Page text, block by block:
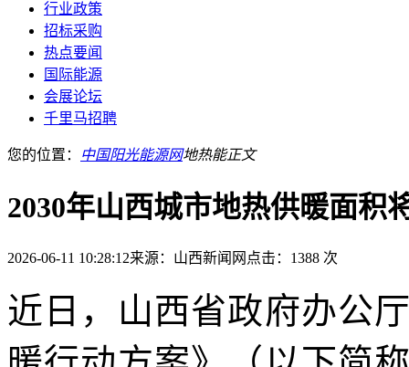
行业政策
招标采购
热点要闻
国际能源
会展论坛
千里马招聘
您的位置： 中国阳光能源网地热能正文
2030年山西城市地热供暖面积
2026-06-11 10:28:12来源：山西新闻网 点击：1388 次
近日，山西省政府办公